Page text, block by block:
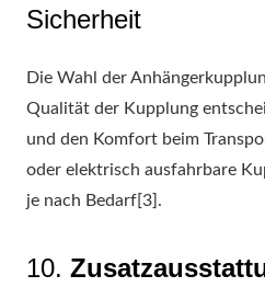
Sicherheit
Die Wahl der
Qualität der Kupplung
und den Komfort beim
oder elektrisch ausfahrbare
je nach Bedarf[3].
10.